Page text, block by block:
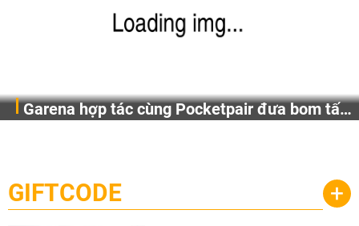
Garena hợp tác cùng Pocketpair đưa bom tấn
cầu, theo giấy phép chính thức từ công ty game Nhật Bản
Pocketpair, Inc.
GIFTCODE +